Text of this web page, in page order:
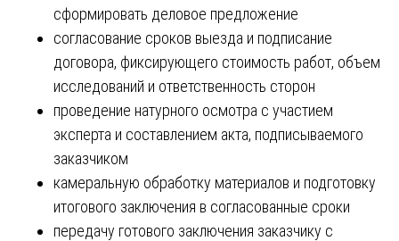
сформировать деловое предложение
согласование сроков выезда и подписание
договора, фиксирующего стоимость работ, объем
исследований и ответственность сторон
проведение натурного осмотра с участием
эксперта и составлением акта, подписываемого
заказчиком
камеральную обработку материалов и подготовку
итогового заключения в согласованные сроки
передачу готового заключения заказчику с